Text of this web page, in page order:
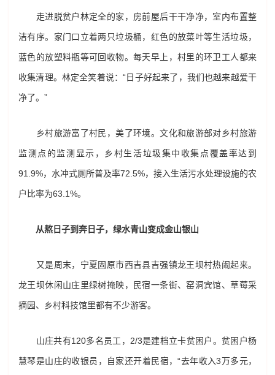
走进脱贫户林定全的家，房前屋后干干净净，室内布置整
洁有序。家门口立着两只垃圾桶，红色的放菜叶等生活垃圾，
蓝色的放塑料瓶等可回收物。每天早上，村里的环卫工人都来
收集清理。林定全笑着说：“日子好起来了，我们也越来越爱干
净了。”
乡村旅游富了村民，美了环境。文化和旅游部对乡村旅游
监测点的监测显示，乡村生活垃圾集中收集点覆盖率达到
91.9%，水冲式厕所普及率72.5%，接入生活污水处理设施的农
户比率为63.1%。
从熬日子到奔日子，绿水青山变成金山银山
又是周末，宁夏固原市西吉县吉强镇龙王坝村热闹起来。
龙王坝休闲山庄里绿树掩映，民宿一条街、窑洞宾馆、草莓采
摘园、乡村科技馆里都有不少游客。
山庄共有120多名员工，2/3是建档立卡贫困户。贫困户杨
慧琴是山庄的收银员，自家还开着民宿，“去年收入3万多元，